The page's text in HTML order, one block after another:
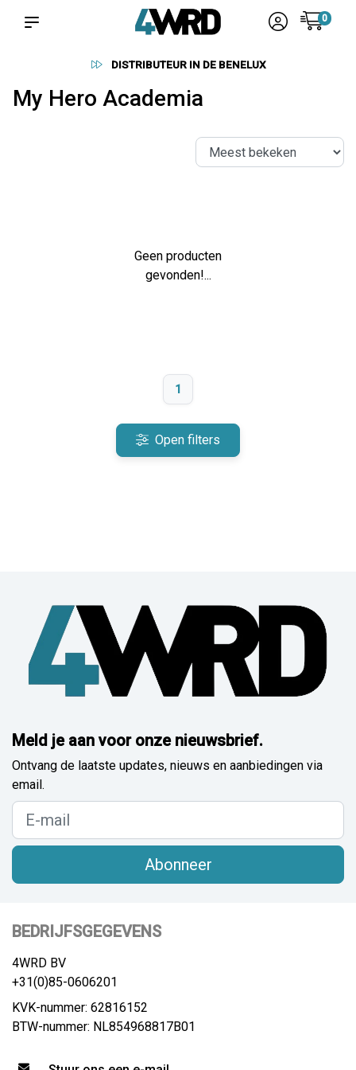
0
DISTRIBUTEUR IN DE BENELUX
My Hero Academia
Geen producten
gevonden!...
1
Open filters
Meld je aan voor onze nieuwsbrief.
Ontvang de laatste updates, nieuws en aanbiedingen via
email.
Abonneer
BEDRIJFSGEGEVENS
4WRD BV
+31(0)85-0606201
KVK-nummer: 62816152
BTW-nummer: NL854968817B01